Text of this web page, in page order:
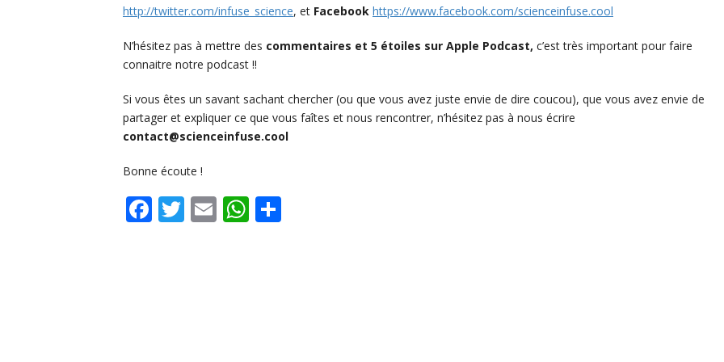
http://twitter.com/infuse_science, et Facebook https://www.facebook.com/scienceinfuse.cool
N’hésitez pas à mettre des commentaires et 5 étoiles sur Apple Podcast, c’est très important pour faire
connaitre notre podcast !!
Si vous êtes un savant sachant chercher (ou que vous avez juste envie de dire coucou), que vous avez envie de
partager et expliquer ce que vous faîtes et nous rencontrer, n’hésitez pas à nous écrire
contact@scienceinfuse.cool
Bonne écoute !
Facebook
Twitter
EmailWhatsApp